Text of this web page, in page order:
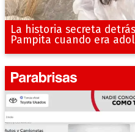
La historia secreta
Pampita cuando era